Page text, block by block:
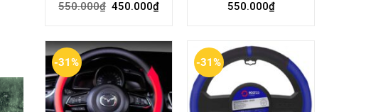
Rated4.70
550.000₫ 450.000₫
Rated
550.000₫
-31% -31%